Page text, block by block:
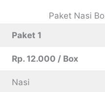
Paket Nasi
Paket 1
Rp. 12.000 / Box
Nasi